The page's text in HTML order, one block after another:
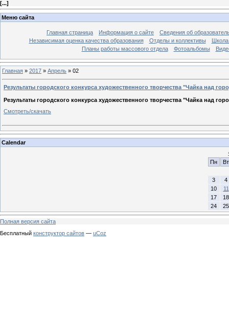
[...]
Меню сайта
Главная страница Информация о сайте
Сведения об
Независимая оценка качества образования
Отделы и коллективы
Школа
Планы работы массового отдела
Фотоальбомы
Главная » 2017 » Апрель » 02
Результаты городского конкурса художественного творчества "Чайка над
Результаты городского конкурса художественного творчества "Чайка над
Смотреть/скачать
Calendar
Пн
Вт
3
4
10
11
17
18
24
25
Полная версия сайта
Бесплатный конструктор сайтов — uCoz